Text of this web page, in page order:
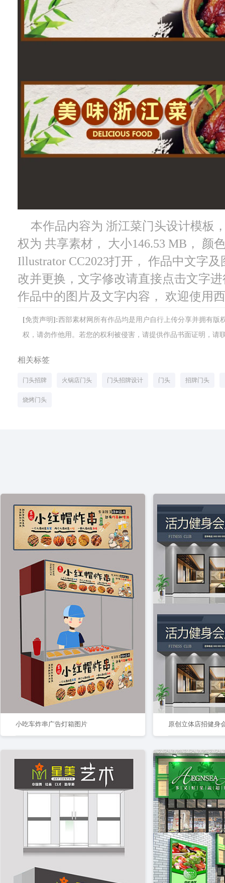
本作品内容为 浙江菜门头设计模板
权为 共享素材， 大小146.53 MB， 颜
Illustrator CC2023打开， 作品中文字
改并更换，文字修改请直接点击文字
作品中的图片及文字内容， 欢迎使用
[免责声明]:西部素材网所有作品均是用户自行上传分享并拥有版
权，请勿作他用。若您的权利被侵害，请提供作品书面证明，请
相关标签
门头招牌 火锅店门头 门头招牌设计 门头 招牌门头
烧烤门头
小吃车炸串广告灯箱图片 原创立体店招健身